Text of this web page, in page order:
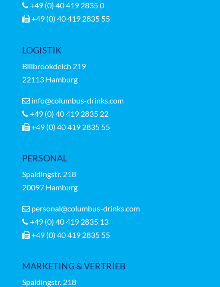
+49 (0) 40 419 2835 0
+49 (0) 40 419 2835 55
LOGISTIK
Billbrookdeich 219
22113 Hamburg
info@columbus-drinks.com
+49 (0) 40 419 2835 22
+49 (0) 40 419 2835 55
PERSONAL
Spaldingstr. 218
20097 Hamburg
personal@columbus-drinks.com
+49 (0) 40 419 2835 13
+49 (0) 40 419 2835 55
MARKETING & VERTRIEB
Spaldingstr. 218